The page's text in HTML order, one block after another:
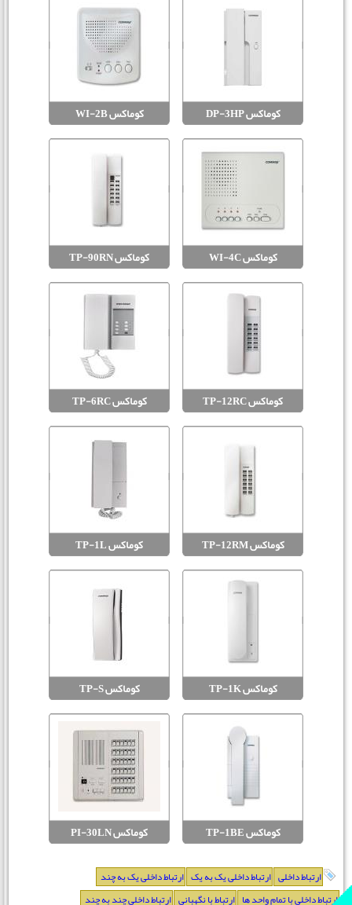
کوماکس DP-3HP کوماکس WI-2B
کوماکس WI-4C کوماکس TP-90RN
کوماکس TP-12RC کوماکس TP-6RC
کوماکس TP-12RM کوماکس TP-1L
کوماکس TP-1K کوماکس TP-S
کوماکس TP-1BE کوماکس PI-30LN
ارتباط داخلی ارتباط داخلی یک به یک ارتباط داخلی یک به چند
ارتباط داخلی با تمام واحد ها ارتباط با نگهبانی ارتباط داخلی چند به چند